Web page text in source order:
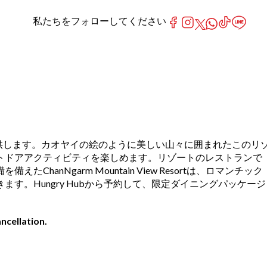
ます。カオヤイの絵のように美しい山々に囲まれたこのリ
アアクティビティを楽しめます。リゾートのレストランで
備えたChanNgarm Mountain View Resortは、ロマンチック
す。Hungry Hubから予約して、限定ダイニングパッケージ
私たちをフォローしてください